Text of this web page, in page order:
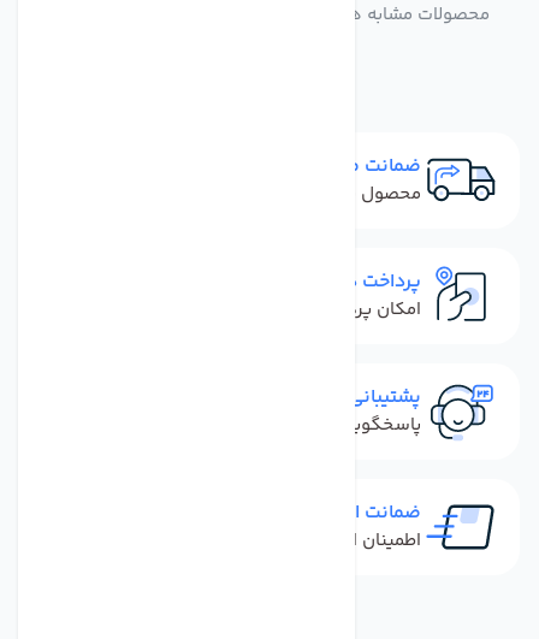
محصولات مشابه هوزینگ شفاف دستگاه تصفیه آب خانگی
ضمانت مرجوعی
محصول نباید آسیب دیده باشد
پرداخت در محل
امکان پرداخت کل فاکتور در محل
پشتیبانی سریع
پاسخگویی سریع به تماس‌ها و پیام‌ها
ضمانت اصل بودن کالا
اطمینان از خرید کالای اورجینال